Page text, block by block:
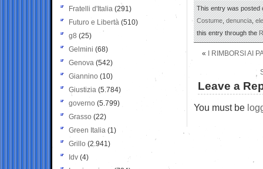
This entry was posted
Costume,denuncia,
this entry through the
« I RIMBORSI AI
Leave a
You must be
Fratelli d'Italia (291)
Futuro e Libertà (510)
g8 (25)
Gelmini (68)
Genova (542)
Giannino (10)
Giustizia (5.784)
governo (5.799)
Grasso (22)
Green Italia (1)
Grillo (2.941)
Idv (4)